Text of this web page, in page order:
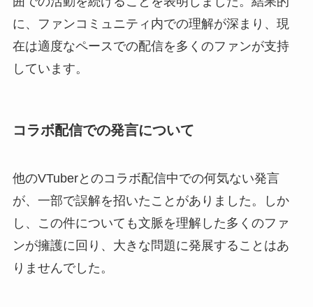
に、ファンコミュニティ内での理解が深まり、現
在は適度なペースでの配信を多くのファンが支持
しています。
コラボ配信での発言について
他のVTuberとのコラボ配信中での何気ない発言
が、一部で誤解を招いたことがありました。しか
し、この件についても文脈を理解した多くのファ
ンが擁護に回り、大きな問題に発展することはあ
りませんでした。